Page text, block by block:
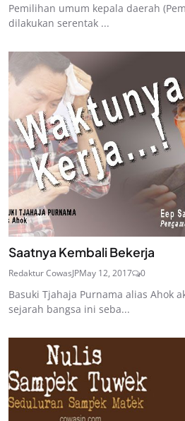
Pemilihan umum kepala daerah
dilakukan serentak ...
Saatnya Kembali Bekerja
Redaktur CowasJPMay 12, 2017 0
Basuki Tjahaja Purnama alias Ahok
sejarah bangsa ini seba...